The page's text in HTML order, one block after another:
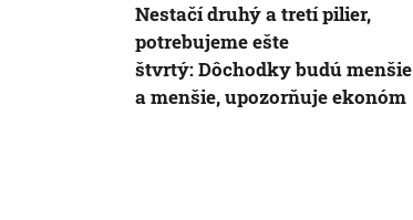
Nestačí druhý a tretí pilier,
potrebujeme ešte
štvrtý: Dôchodky budú menšie
a menšie, upozorňuje ekonóm